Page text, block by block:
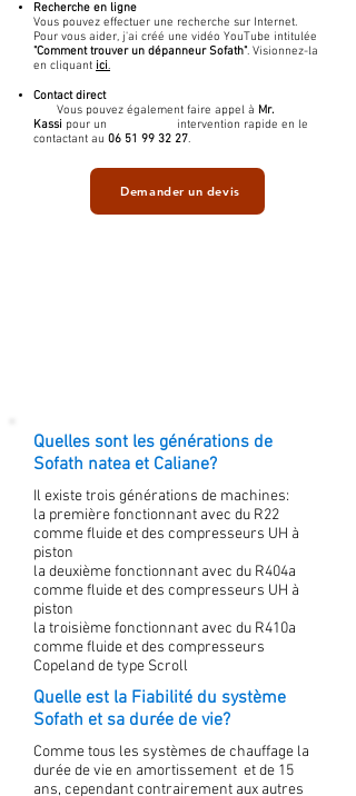
Recherche en ligne
Vous pouvez effectuer une recherche sur Internet.
Pour vous aider, j'ai créé une vidéo YouTube intitulée
"Comment trouver un dépanneur Sofath". Visionnez-la
en cliquant ici.
Contact direct
Vous pouvez également faire appel à Mr.
Kassi pour un intervention rapide en le
contactant au 06 51 99 32 27.
Demander un devis
Quelles sont les générations de
Sofath natea et Caliane?
Il existe trois générations de machines:
la première fonctionnant avec du R22
comme fluide et des compresseurs UH à
piston
la deuxième fonctionnant avec du R404a
comme fluide et des compresseurs UH à
piston
la troisième fonctionnant avec du R410a
comme fluide et des compresseurs
Copeland de type Scroll
Quelle est la Fiabilité du système
Sofath et sa durée de vie?
Comme tous les systèmes de chauffage la
durée de vie en amortissement et de 15
ans, cependant contrairement aux autres